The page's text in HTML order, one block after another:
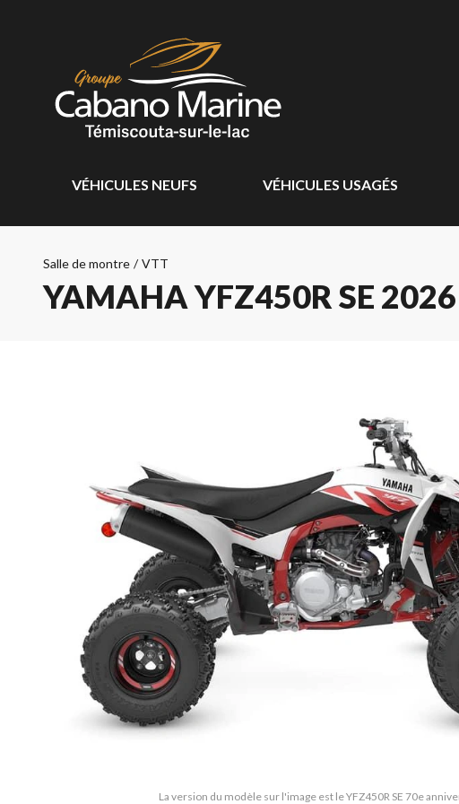
VÉHICULES NEUFS VÉHICULES USAGÉS
Salle de montre / VTT
YAMAHA YFZ450R SE 2026
La version du modèle sur l'image est le YFZ450R SE 70e